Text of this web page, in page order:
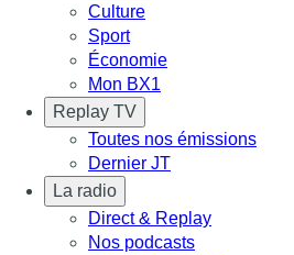
Culture
Sport
Économie
Mon BX1
Replay TV
Toutes nos émissions
Dernier JT
La radio
Direct & Replay
Nos podcasts